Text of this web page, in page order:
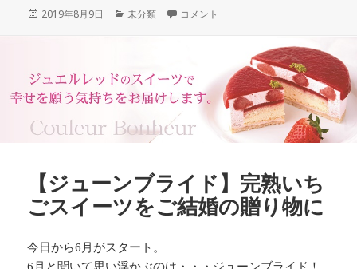
投
2019年8月9日
カ
未分類 【いちご畑から】今は黒いビニールで覆
コメント
【ジューンブライド】完熟いち
ごスイーツをご結婚の贈り物に
今日から6月がスタート。
6月と聞いて思い浮かぶのは・・・ジューンブライド！